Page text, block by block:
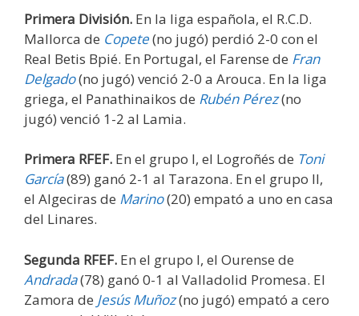
Primera División. En la liga española, el R.C.D.
Mallorca de Copete(no jugó) perdió 2-0 con el
Real Betis Bpié. En Portugal, el Farense de Fran
Delgado(no jugó) venció 2-0 a Arouca. En la liga
griega, el Panathinaikos de Rubén Pérez(no
jugó) venció 1-2 al Lamia.
Primera RFEF. En el grupo I, el Logroñés de Toni
García(89) ganó 2-1 al Tarazona. En el grupo II,
el Algeciras de Marino(20) empató a uno en casa
del Linares.
Segunda RFEF. En el grupo I, el Ourense de
Andrada(78) ganó 0-1 al Valladolid Promesa. El
Zamora de Jesús Muñoz(no jugó) empató a cero